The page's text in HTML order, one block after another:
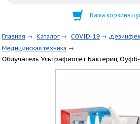
Ваша корзина
Главная Каталог COVID-19 ,
Медицинская техника
Облучатель Ультрафиолет Бактериц